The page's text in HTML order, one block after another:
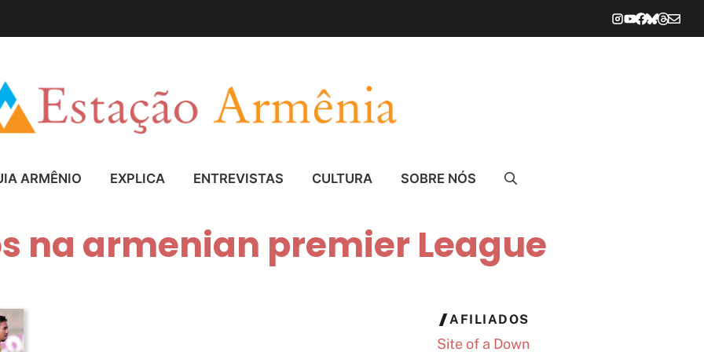
ARMÊNIO EXPLICA ENTREVISTAS CULTURA SOBRE NÓS
na armenian premier League
AFILIADOS
Site of a Down